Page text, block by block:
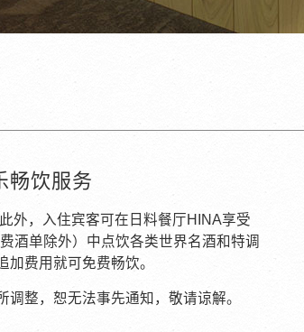
畅饮服务
外，入住宾客可在日料餐厅HINA享受
酒单除外）中点饮各类世界名酒和特调
加费用就可免费畅饮。
整，恕无法事先通知，敬请谅解。